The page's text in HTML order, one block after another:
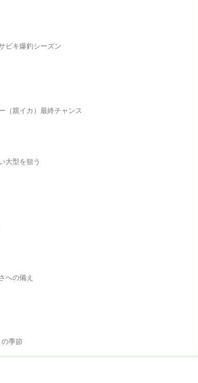
ビキ爆釣シーズン
（親イカ）最終チャンス
大型を狙う
への備え
季節